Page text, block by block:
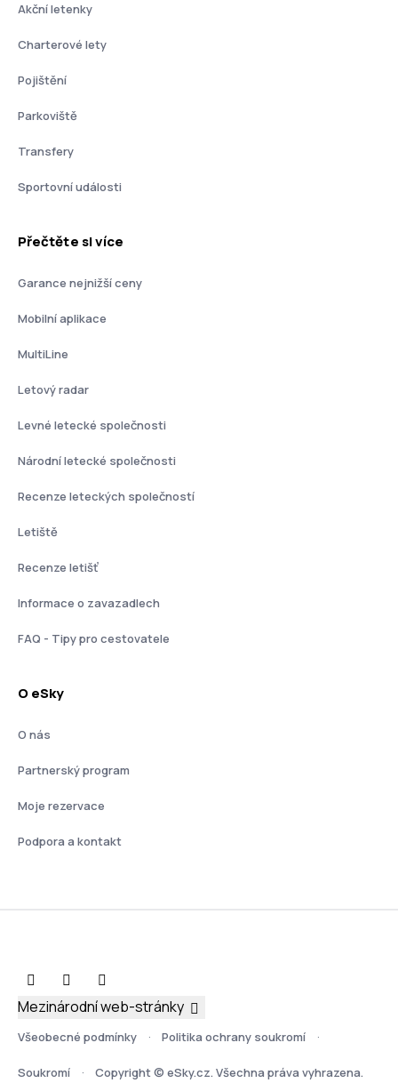
Akční letenky
Charterové lety
Pojištění
Parkoviště
Transfery
Sportovní události
Přečtěte si více
Garance nejnižší ceny
Mobilní aplikace
MultiLine
Letový radar
Levné letecké společnosti
Národní letecké společnosti
Recenze leteckých společností
Letiště
Recenze letišť
Informace o zavazadlech
FAQ - Tipy pro cestovatele
O eSky
O nás
Partnerský program
Moje rezervace
Podpora a kontakt
Všeobecné podmínky Politika ochrany soukromí
Soukromí Copyright © eSky.cz. Všechna práva vyhrazena.
Mezinárodní web-stránky